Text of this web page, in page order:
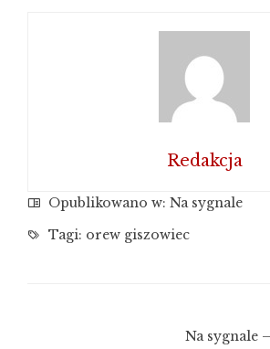
Redakcja
Opublikowano w: Na sygnale
Tagi: orew giszowiec
Na sygnale